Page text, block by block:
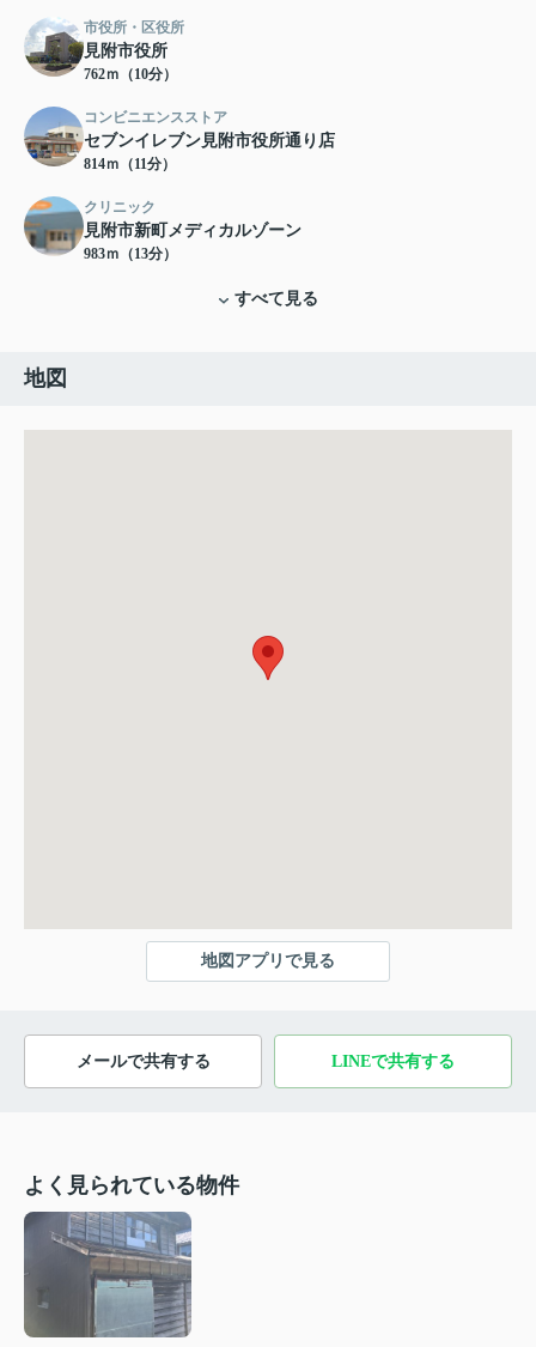
市役所・区役所
見附市役所
762ｍ（10分）
コンビニエンスストア
セブンイレブン見附市役所通り店
814ｍ（11分）
クリニック
見附市新町メディカルゾーン
983ｍ（13分）
すべて見る
地図
地図アプリで見る
メールで共有する LINEで共有する
よく見られている物件